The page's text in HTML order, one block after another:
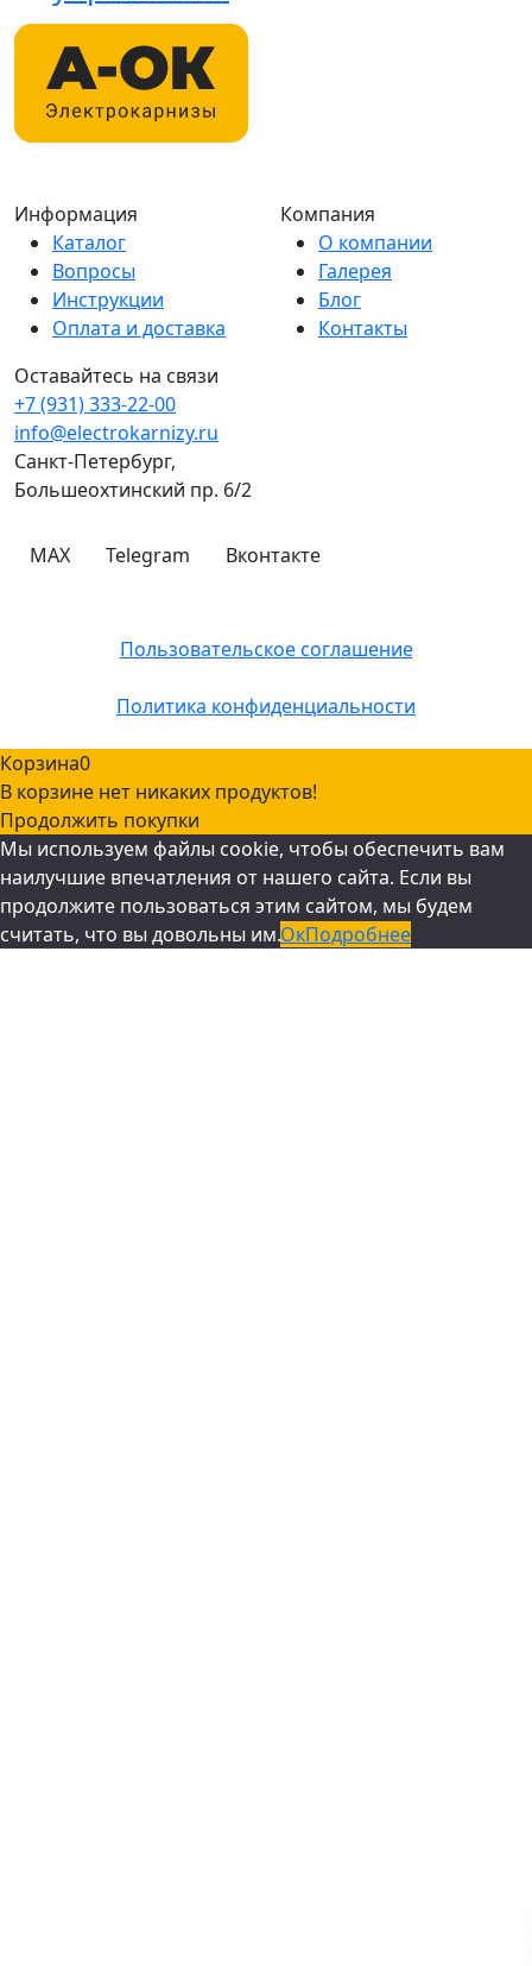
Информация
Каталог
Вопросы
Инструкции
Оплата и доставка
Компания
О компании
Галерея
Блог
Контакты
Оставайтесь на связи
+7 (931) 333-22-00
info@electrokarnizy.ru
Санкт-Петербург,
Большеохтинский пр. 6/2
MAX Telegram
Вконтакте
Пользовательское соглашение
Политика конфиденциальности
Корзина0
В корзине нет никаких продуктов!
Продолжить покупки
Мы используем файлы cookie, чтобы обеспечить вам
наилучшие впечатления от нашего сайта. Если вы
продолжите пользоваться этим сайтом, мы будем
считать, что вы довольны им.ОкПодробнее